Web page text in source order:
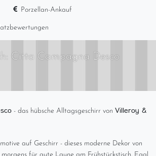
Porzellan-Ankauf
Citta Campagna Desco
- das hübsche Alltagsgeschirr von Villeroy &
auf Geschirr - dieses moderne Dekor von